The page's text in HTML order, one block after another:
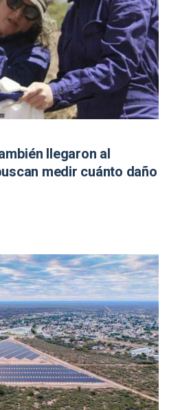
llegaron al
medir cuánto daño